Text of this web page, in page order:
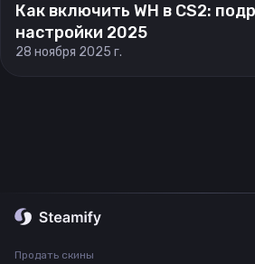
Как включить WH в CS2:
настройки 2025
28 ноября 2025 г.
Продать скины